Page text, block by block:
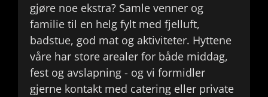
gjøre noe ekstra? Samle venner og
familie til en helg fylt med fjelluft,
badstue, god mat og aktiviteter. Hyttene
våre har store arealer for både middag,
fest og avslapning - og vi formidler
gjerne kontakt med catering eller private